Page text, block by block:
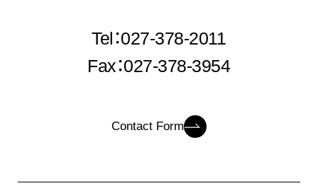
Tel：027-378-2011
Fax：027-378-3954
Contact Form